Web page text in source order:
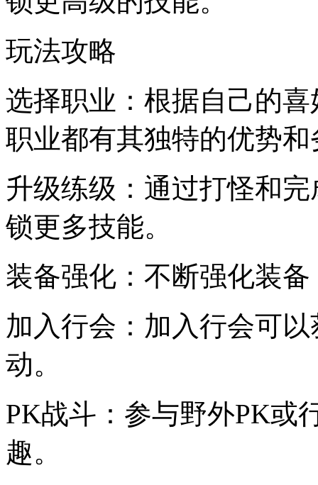
玩法攻略
选择职业：根据自己的
职业都有其独特的优势和
升级练级：通过打怪和
锁更多技能。
装备强化：不断强化装
加入行会：加入行会可
动。
PK战斗：参与野外PK或
趣。